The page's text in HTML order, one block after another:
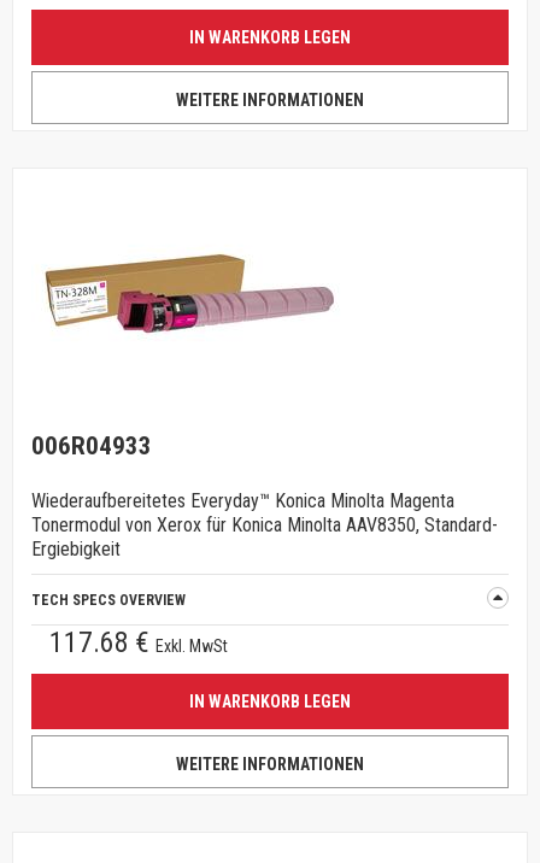
IN WARENKORB LEGEN
WEITERE INFORMATIONEN
006R04933
Wiederaufbereitetes Everyday™ Konica Minolta Magenta
Tonermodul von Xerox für Konica Minolta AAV8350, Standard-
Ergiebigkeit
TECH SPECS OVERVIEW
117.68 € Exkl. MwSt
IN WARENKORB LEGEN
WEITERE INFORMATIONEN